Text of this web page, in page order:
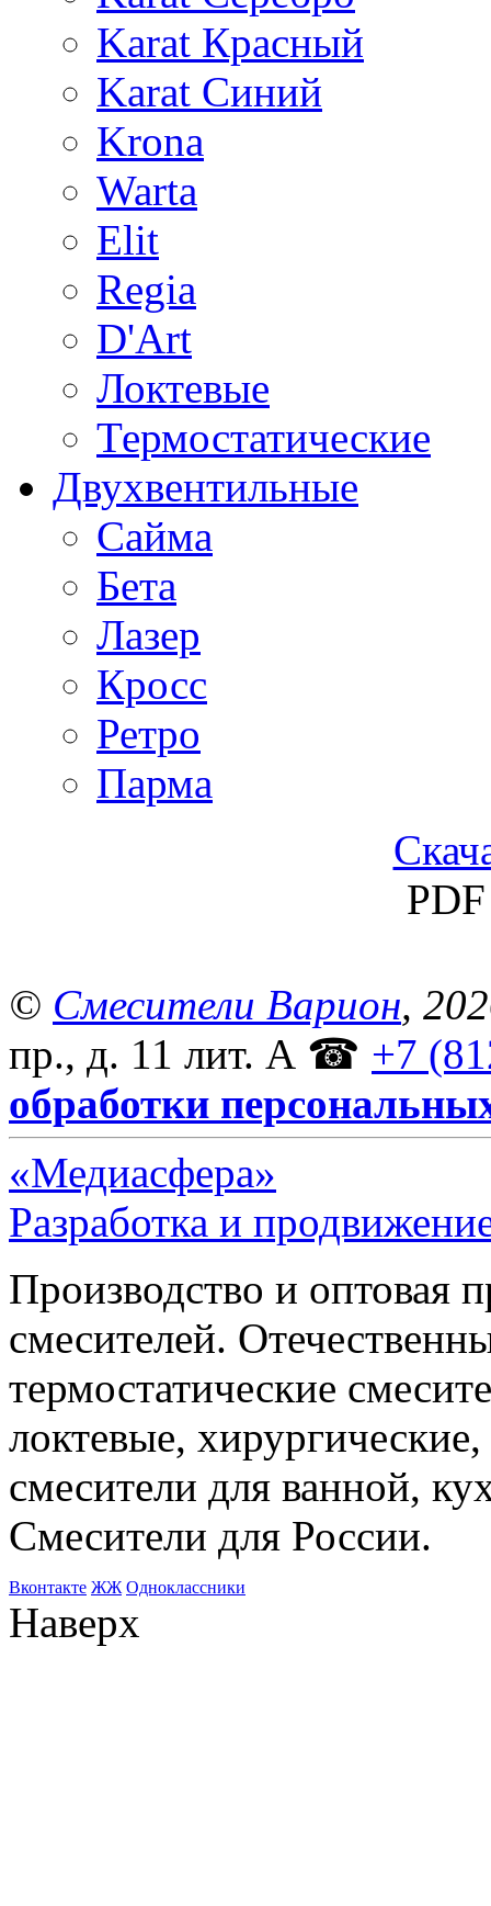
Karat Красный
Karat Синий
Krona
Warta
Elit
Regia
D'Art
Локтевые
Термостатические
Двухвентильные
Сайма
Бета
Лазер
Кросс
Ретро
Парма
© Смесители Варион,
пр., д. 11 лит. А ☎ +7
обработки
«Медиасфера»
Разработка и
Производство и оптовая
смесителей.
термостатические
локтевые,
смесители для ванной,
Смесители для России.
Bконтакте ЖЖ Одноклассники
Наверх